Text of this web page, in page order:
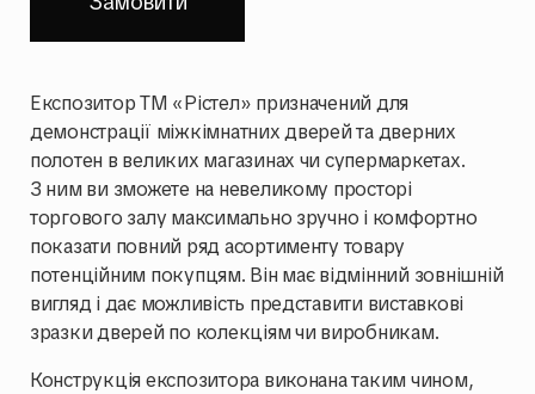
Експозитор ТМ «Рістел» призначений для
демонстрації міжкімнатних дверей та дверних
полотен в великих магазинах чи супермаркетах.
З ним ви зможете на невеликому просторі
торгового залу максимально зручно і комфортно
показати повний ряд асортименту товару
потенційним покупцям. Він має відмінний зовнішній
вигляд і дає можливість представити виставкові
зразки дверей по колекціям чи виробникам.
Конструкція експозитора виконана таким чином,